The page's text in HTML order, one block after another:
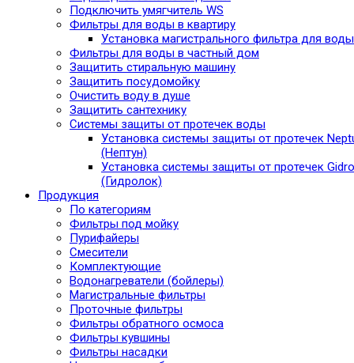
Подключить умягчитель WS
Фильтры для воды в квартиру
Установка магистрального фильтра для воды
Фильтры для воды в частный дом
Защитить стиральную машину
Защитить посудомойку
Очистить воду в душе
Защитить сантехнику
Системы защиты от протечек воды
Установка системы защиты от протечек
(Нептун)
Установка системы защиты от протечек
(Гидролок)
Продукция
По категориям
Фильтры под мойку
Пурифайеры
Смесители
Комплектующие
Водонагреватели (бойлеры)
Магистральные фильтры
Проточные фильтры
Фильтры обратного осмоса
Фильтры кувшины
Фильтры насадки